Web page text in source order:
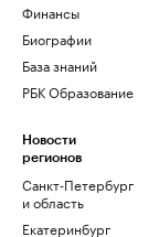
Финансы
Биографии
База знаний
РБК Образование
Новости
регионов
Санкт-Петербург
и область
Екатеринбург